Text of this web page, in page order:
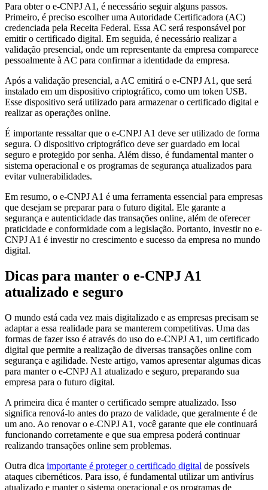
Para obter o e-CNPJ A1, é necessário seguir alguns passos.
Primeiro, é preciso escolher uma Autoridade Certificadora (AC)
credenciada pela Receita Federal. Essa AC será responsável por
emitir o certificado digital. Em seguida, é necessário realizar a
validação presencial, onde um representante da empresa comparece
pessoalmente à AC para confirmar a identidade da empresa.
Após a validação presencial, a AC emitirá o e-CNPJ A1, que será
instalado em um dispositivo criptográfico, como um token USB.
Esse dispositivo será utilizado para armazenar o certificado digital e
realizar as operações online.
É importante ressaltar que o e-CNPJ A1 deve ser utilizado de forma
segura. O dispositivo criptográfico deve ser guardado em local
seguro e protegido por senha. Além disso, é fundamental manter o
sistema operacional e os programas de segurança atualizados para
evitar vulnerabilidades.
Em resumo, o e-CNPJ A1 é uma ferramenta essencial para empresas
que desejam se preparar para o futuro digital. Ele garante a
segurança e autenticidade das transações online, além de oferecer
praticidade e conformidade com a legislação. Portanto, investir no e-
CNPJ A1 é investir no crescimento e sucesso da empresa no mundo
digital.
Dicas para manter o e-CNPJ A1
atualizado e seguro
O mundo está cada vez mais digitalizado e as empresas precisam se
adaptar a essa realidade para se manterem competitivas. Uma das
formas de fazer isso é através do uso do e-CNPJ A1, um certificado
digital que permite a realização de diversas transações online com
segurança e agilidade. Neste artigo, vamos apresentar algumas dicas
para manter o e-CNPJ A1 atualizado e seguro, preparando sua
empresa para o futuro digital.
A primeira dica é manter o certificado sempre atualizado. Isso
significa renová-lo antes do prazo de validade, que geralmente é de
um ano. Ao renovar o e-CNPJ A1, você garante que ele continuará
funcionando corretamente e que sua empresa poderá continuar
realizando transações online sem problemas.
Outra dica importante é proteger o certificado digital de possíveis
ataques cibernéticos. Para isso, é fundamental utilizar um antivírus
atualizado e manter o sistema operacional e os programas de